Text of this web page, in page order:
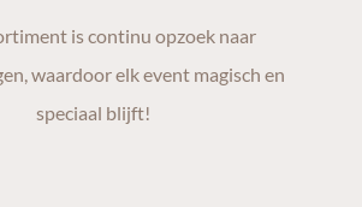
is continu opzoek naar
waardoor elk event magisch en
speciaal blijft!